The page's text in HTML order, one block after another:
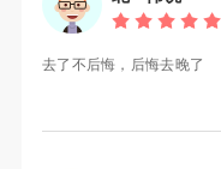
去了不后悔，后悔去晚了